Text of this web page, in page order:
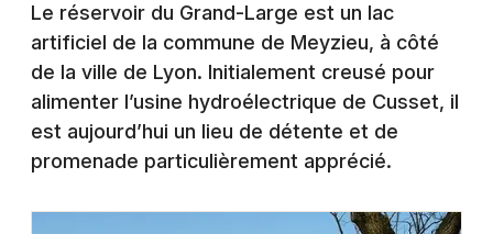
Foires & salons
Spectacles
Concerts
Montpellier
Nantes
Nice
Paris
Strasbourg
Le réservoir du Grand-Large est un lac
artificiel de la commune de Meyzieu, à côté
de la ville de Lyon. Initialement creusé pour
alimenter l’usine hydroélectrique de Cusset, il
est aujourd’hui un lieu de détente et de
promenade particulièrement apprécié.